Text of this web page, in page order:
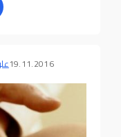
19.11.2016